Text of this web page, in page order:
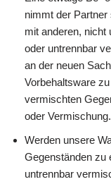
nimmt der
mit anderen, nicht
oder untrennbar
an der neuen
Vorbehaltsware
vermischten
oder Vermischung.
Werden unsere
Gegenständen zu
untrennbar